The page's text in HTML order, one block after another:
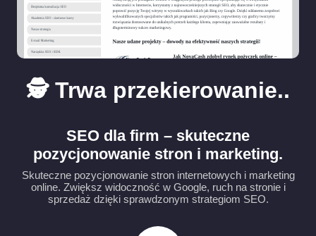
🕵️ Trwa przekierowanie..
SEO dla firm – skuteczne
pozycjonowanie stron i marketing.
Skuteczne pozycjonowanie stron internetowych i marketing
online. Zwiększ widoczność w Google, ruch na stronie i
sprzedaż dzięki sprawdzonym strategiom SEO.